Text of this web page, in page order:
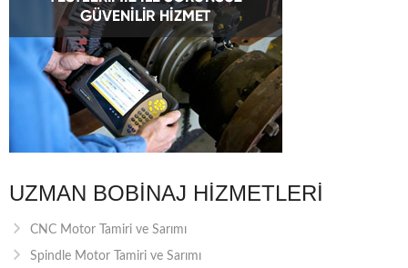
UZMAN BOBINAJ HIZMETLERI
CNC Motor Tamiri ve Sarımı
Spindle Motor Tamiri ve Sarımı